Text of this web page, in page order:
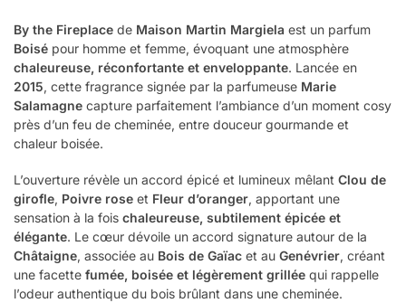
By the Fireplace de Maison Martin Margiela est un parfum
Boisé pour homme et femme, évoquant une atmosphère
chaleureuse, réconfortante et enveloppante. Lancée en
2015, cette fragrance signée par la parfumeuse Marie
Salamagne capture parfaitement l’ambiance d’un moment cosy
près d’un feu de cheminée, entre douceur gourmande et
chaleur boisée.
L’ouverture révèle un accord épicé et lumineux mêlant Clou de
girofle, Poivre rose et Fleur d’oranger, apportant une
sensation à la fois chaleureuse, subtilement épicée et
élégante. Le cœur dévoile un accord signature autour de la
Châtaigne, associée au Bois de Gaïac et au Genévrier, créant
une facette fumée, boisée et légèrement grillée qui rappelle
l’odeur authentique du bois brûlant dans une cheminée.